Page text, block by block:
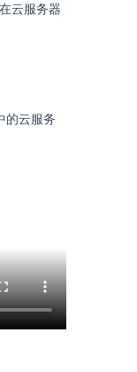
在云服务器
的云服务